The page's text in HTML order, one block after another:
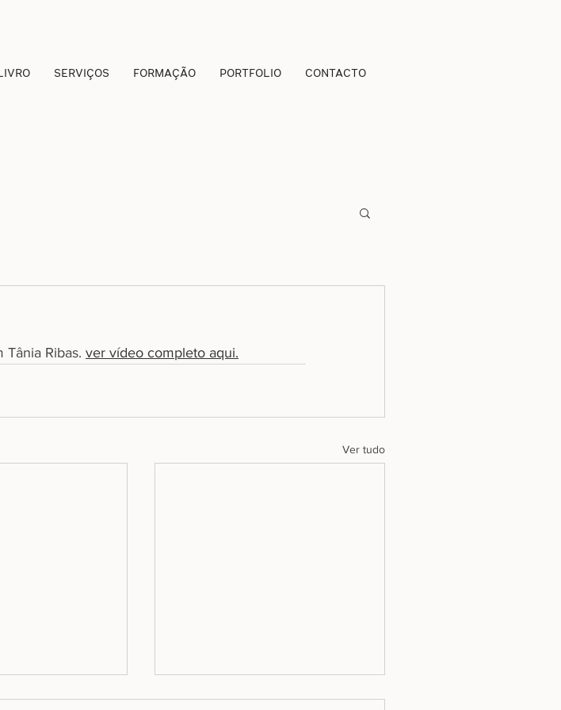
SERVIÇOS FORMAÇÃO PORTFOLIO CONTACTO
Tânia Ribas. ver vídeo completo aqui.
Ver tudo